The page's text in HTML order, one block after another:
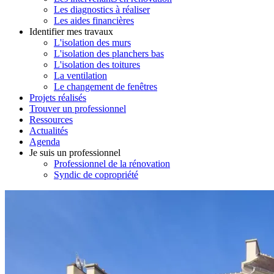
Les diagnostics à réaliser
Les aides financières
Identifier mes travaux
L'isolation des murs
L'isolation des planchers bas
L'isolation des toitures
La ventilation
Le changement de fenêtres
Projets réalisés
Trouver un professionnel
Ressources
Actualités
Agenda
Je suis un professionnel
Professionnel de la rénovation
Syndic de copropriété